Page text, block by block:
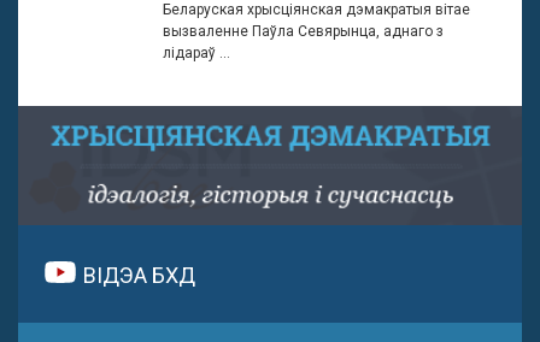
Беларуская хрысціянская дэмакратыя вітае
вызваленне Паўла Севярынца, аднаго з
лідараў ...
ВІДЭА БХД